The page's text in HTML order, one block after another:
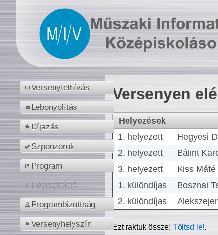
Versenyfelhívás
Lebonyolítás
Díjazás
Szponzorok
Program
Regisztráció
Programbizottság
Versenyhelyszín
Versenyen
Helyezések
1. helyezett
Hegyesi
2. helyezett
Bálint
3. helyezett
Kiss
1. különdíjas
Bosznai
2. különdíjas
Ezt raktuk össze:Töltsd le!.